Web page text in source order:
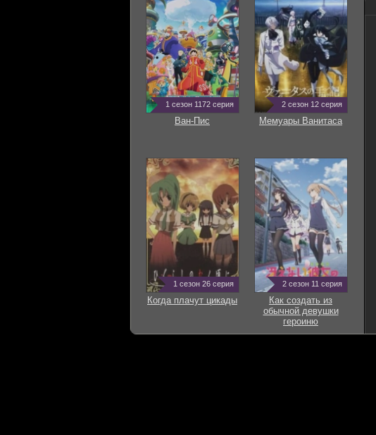
1 сезон 1172 серия
Ван-Пис
2 сезон 12 серия
Мемуары Ванитаса
1 сезон 26 серия
Когда плачут цикады
2 сезон 11 серия
Как создать из
обычной девушки
героиню